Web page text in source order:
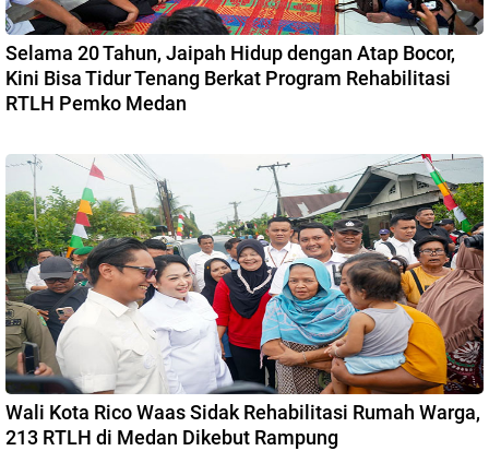
Selama 20 Tahun, Jaipah Hidup dengan Atap Bocor,
Kini Bisa Tidur Tenang Berkat Program Rehabilitasi
RTLH Pemko Medan
Wali Kota Rico Waas Sidak Rehabilitasi Rumah Warga,
213 RTLH di Medan Dikebut Rampung